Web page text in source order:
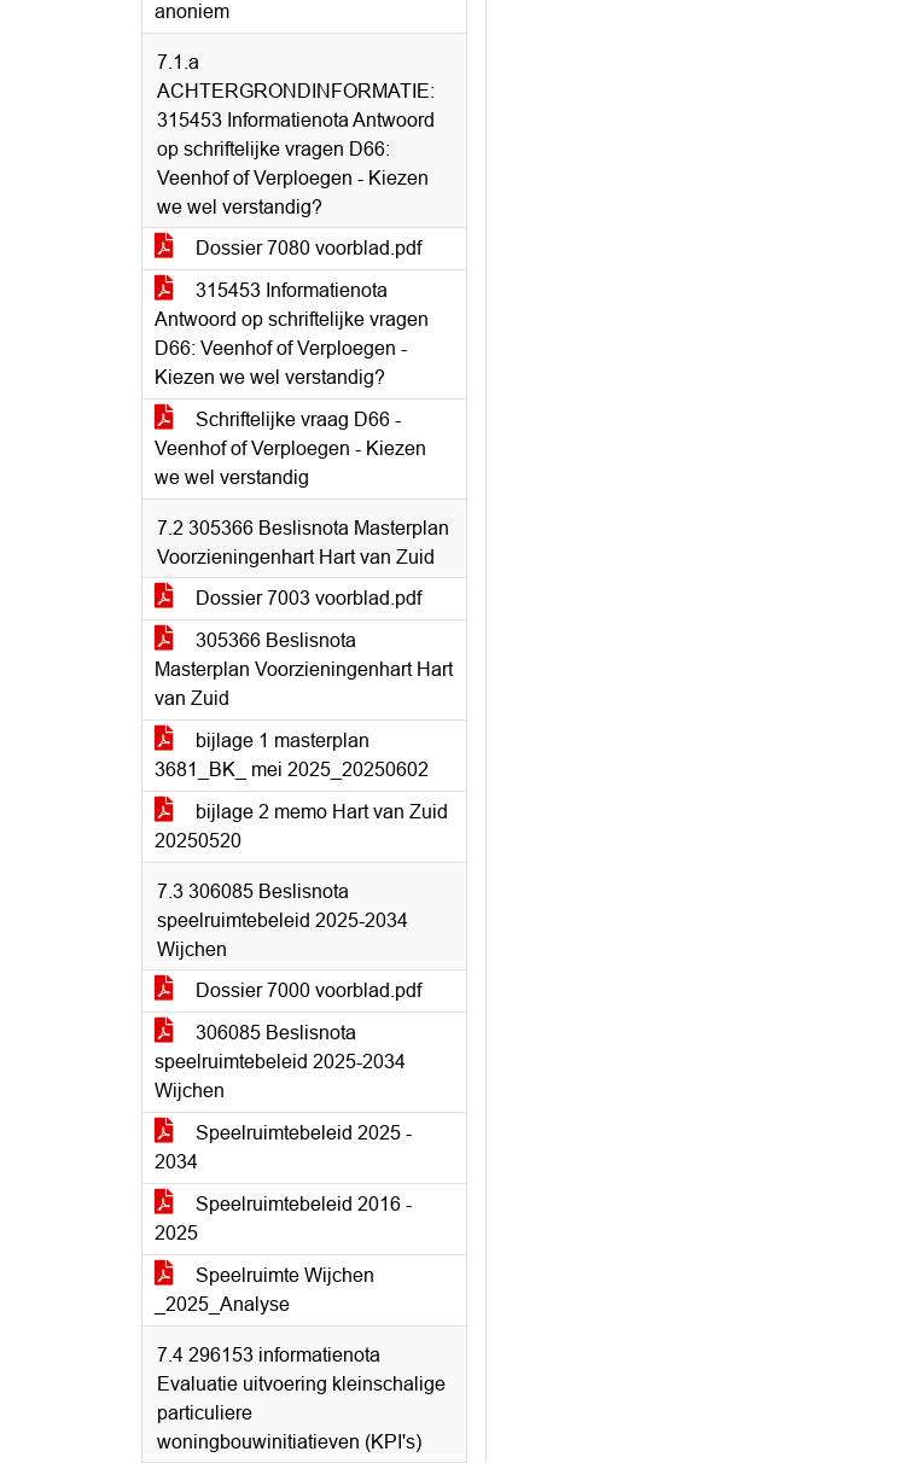
anoniem
7.1.a
ACHTERGRONDINFORMATIE:
315453 Informatienota Antwoord
op schriftelijke vragen D66:
Veenhof of Verploegen - Kiezen
we wel verstandig?
Dossier 7080 voorblad.pdf
315453 Informatienota
Antwoord op schriftelijke vragen
D66: Veenhof of Verploegen -
Kiezen we wel verstandig?
Schriftelijke vraag D66 -
Veenhof of Verploegen - Kiezen
we wel verstandig
7.2 305366 Beslisnota Masterplan
Voorzieningenhart Hart van Zuid
Dossier 7003 voorblad.pdf
305366 Beslisnota
Masterplan Voorzieningenhart Hart
van Zuid
bijlage 1 masterplan
3681_BK_ mei 2025_20250602
bijlage 2 memo Hart van Zuid
20250520
7.3 306085 Beslisnota
speelruimtebeleid 2025-2034
Wijchen
Dossier 7000 voorblad.pdf
306085 Beslisnota
speelruimtebeleid 2025-2034
Wijchen
Speelruimtebeleid 2025 -
2034
Speelruimtebeleid 2016 -
2025
Speelruimte Wijchen
_2025_Analyse
7.4 296153 informatienota
Evaluatie uitvoering kleinschalige
particuliere
woningbouwinitiatieven (KPI's)